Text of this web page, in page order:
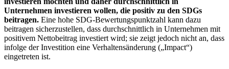
Unternehmen investieren wollen, die positiv zu den SDGs
beitragen. Eine hohe SDG-Bewertungspunktzahl kann dazu
beitragen sicherzustellen, dass durchschnittlich in Unternehmen mit
positivem Nettobeitrag investiert wird; sie zeigt jedoch nicht an, dass
infolge der Investition eine Verhaltensänderung („Impact“)
eingetreten ist.